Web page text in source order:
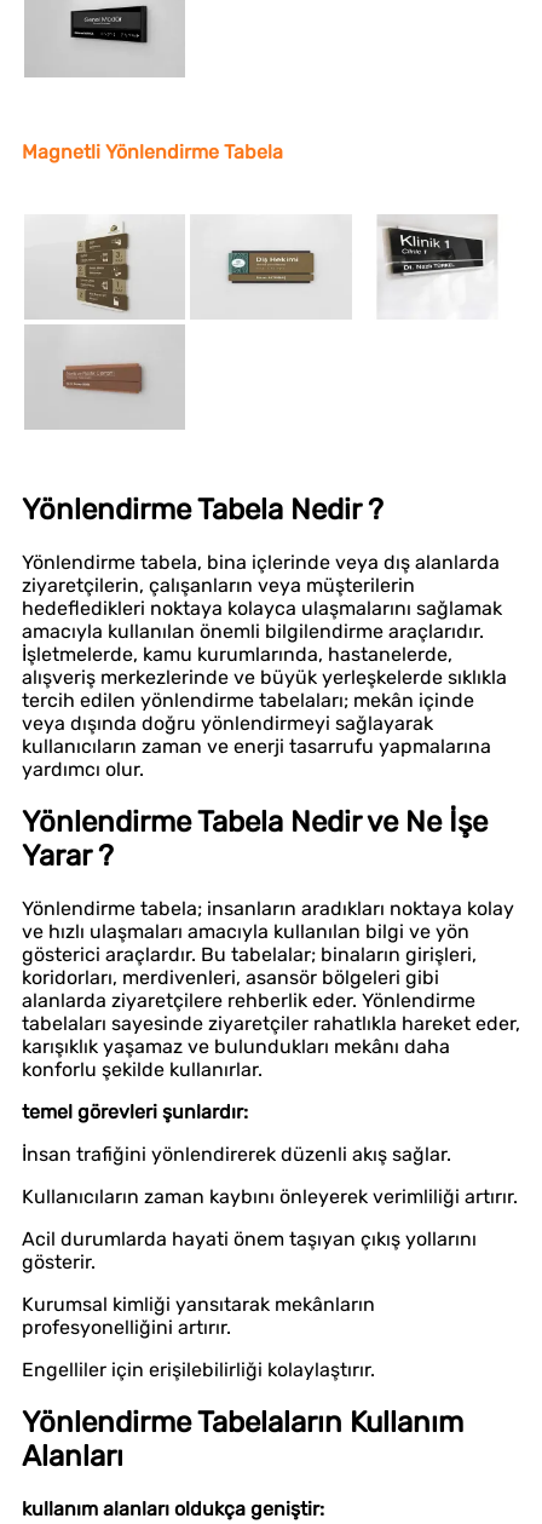
Magnetli Yönlendirme Tabela
Yönlendirme Tabela Nedir ?
Yönlendirme tabela, bina içlerinde veya dış alanlarda
ziyaretçilerin, çalışanların veya müşterilerin
hedefledikleri noktaya kolayca ulaşmalarını sağlamak
amacıyla kullanılan önemli bilgilendirme araçlarıdır.
İşletmelerde, kamu kurumlarında, hastanelerde,
alışveriş merkezlerinde ve büyük yerleşkelerde sıklıkla
tercih edilen yönlendirme tabelaları; mekân içinde
veya dışında doğru yönlendirmeyi sağlayarak
kullanıcıların zaman ve enerji tasarrufu yapmalarına
yardımcı olur.
Yönlendirme Tabela Nedir ve Ne İşe
Yarar ?
Yönlendirme tabela; insanların aradıkları noktaya kolay
ve hızlı ulaşmaları amacıyla kullanılan bilgi ve yön
gösterici araçlardır. Bu tabelalar; binaların girişleri,
koridorları, merdivenleri, asansör bölgeleri gibi
alanlarda ziyaretçilere rehberlik eder. Yönlendirme
tabelaları sayesinde ziyaretçiler rahatlıkla hareket eder,
karışıklık yaşamaz ve bulundukları mekânı daha
konforlu şekilde kullanırlar.
temel görevleri şunlardır:
İnsan trafiğini yönlendirerek düzenli akış sağlar.
Kullanıcıların zaman kaybını önleyerek verimliliği artırır.
Acil durumlarda hayati önem taşıyan çıkış yollarını
gösterir.
Kurumsal kimliği yansıtarak mekânların
profesyonelliğini artırır.
Engelliler için erişilebilirliği kolaylaştırır.
Yönlendirme Tabelaların Kullanım
Alanları
kullanım alanları oldukça geniştir: